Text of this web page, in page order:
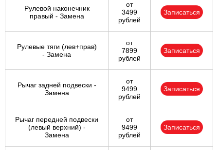
Рулевой наконечник
правый - Замена
от
3499
рублей
Записаться
Рулевые тяги (лев+прав)
- Замена
от
7899
рублей
Записаться
Рычаг задней подвески -
Замена
от
9499
рублей
Записаться
Рычаг передней подвески
(левый верхний) -
Замена
от
9499
рублей
Записаться